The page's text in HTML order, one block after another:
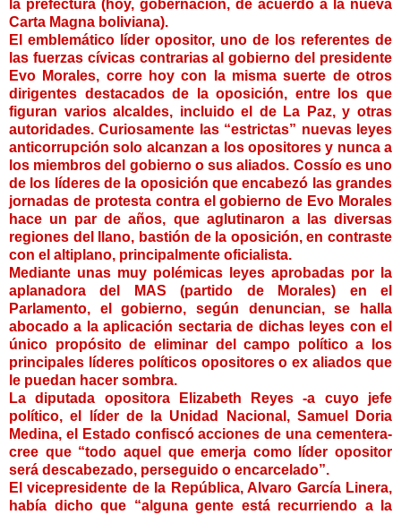
la prefectura (hoy, gobernación, de acuerdo a la nueva
Carta Magna boliviana).
El emblemático líder opositor, uno de los referentes de
las fuerzas cívicas contrarias al gobierno del presidente
Evo Morales, corre hoy con la misma suerte de otros
dirigentes destacados de la oposición, entre los que
figuran varios alcaldes, incluido el de La Paz, y otras
autoridades. Curiosamente las “estrictas” nuevas leyes
anticorrupción solo alcanzan a los opositores y nunca a
los miembros del gobierno o sus aliados. Cossío es uno
de los líderes de la oposición que encabezó las grandes
jornadas de protesta contra el gobierno de Evo Morales
hace un par de años, que aglutinaron a las diversas
regiones del llano, bastión de la oposición, en contraste
con el altiplano, principalmente oficialista.
Mediante unas muy polémicas leyes aprobadas por la
aplanadora del MAS (partido de Morales) en el
Parlamento, el gobierno, según denuncian, se halla
abocado a la aplicación sectaria de dichas leyes con el
único propósito de eliminar del campo político a los
principales líderes políticos opositores o ex aliados que
le puedan hacer sombra.
La diputada opositora Elizabeth Reyes -a cuyo jefe
político, el líder de la Unidad Nacional, Samuel Doria
Medina, el Estado confiscó acciones de una cementera-
cree que “todo aquel que emerja como líder opositor
será descabezado, perseguido o encarcelado”.
El vicepresidente de la República, Alvaro García Linera,
había dicho que “alguna gente está recurriendo a la